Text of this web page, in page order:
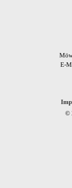
E-
©